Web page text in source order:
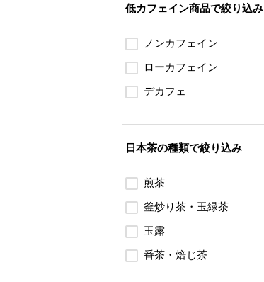
低カフェイン商品で絞り込み
ノンカフェイン
ローカフェイン
デカフェ
日本茶の種類で絞り込み
煎茶
釜炒り茶・玉緑茶
玉露
番茶・焙じ茶